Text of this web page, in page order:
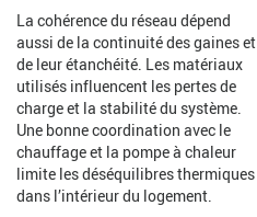
La cohérence du réseau dépend
aussi de la continuité des gaines et
de leur étanchéité. Les matériaux
utilisés influencent les pertes de
charge et la stabilité du système.
Une bonne coordination avec le
chauffage et la pompe à chaleur
limite les déséquilibres thermiques
dans l’intérieur du logement.